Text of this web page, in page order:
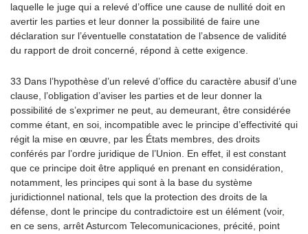
laquelle le juge qui a relevé d’office une cause de nullité doit en
avertir les parties et leur donner la possibilité de faire une
déclaration sur l’éventuelle constatation de l’absence de validité
du rapport de droit concerné, répond à cette exigence.
33 Dans l’hypothèse d’un relevé d’office du caractère abusif d’une
clause, l’obligation d’aviser les parties et de leur donner la
possibilité de s’exprimer ne peut, au demeurant, être considérée
comme étant, en soi, incompatible avec le principe d’effectivité qui
régit la mise en œuvre, par les États membres, des droits
conférés par l’ordre juridique de l’Union. En effet, il est constant
que ce principe doit être appliqué en prenant en considération,
notamment, les principes qui sont à la base du système
juridictionnel national, tels que la protection des droits de la
défense, dont le principe du contradictoire est un élément (voir,
en ce sens, arrêt Asturcom Telecomunicaciones, précité, point